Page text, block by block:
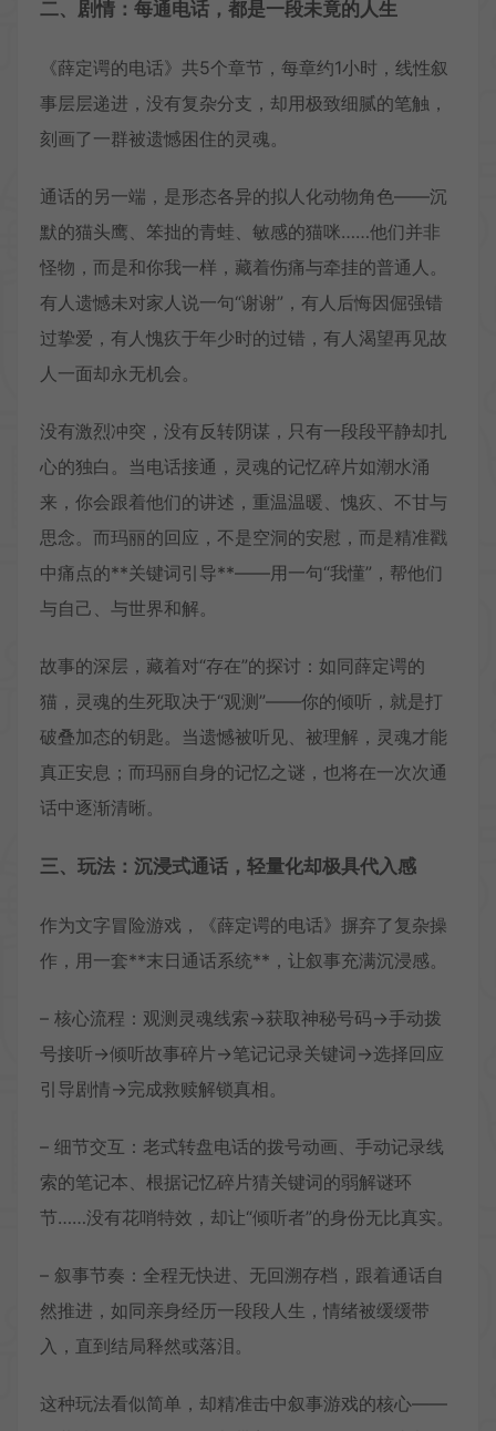
二、剧情：每通电话，都是一段未竟的人生
《薛定谔的电话》共5个章节，每章约1小时，线性叙
事层层递进，没有复杂分支，却用极致细腻的笔触，
刻画了一群被遗憾困住的灵魂。
通话的另一端，是形态各异的拟人化动物角色——沉
默的猫头鹰、笨拙的青蛙、敏感的猫咪……他们并非
怪物，而是和你我一样，藏着伤痛与牵挂的普通人。
有人遗憾未对家人说一句“谢谢”，有人后悔因倔强错
过挚爱，有人愧疚于年少时的过错，有人渴望再见故
人一面却永无机会。
没有激烈冲突，没有反转阴谋，只有一段段平静却扎
心的独白。当电话接通，灵魂的记忆碎片如潮水涌
来，你会跟着他们的讲述，重温温暖、愧疚、不甘与
思念。而玛丽的回应，不是空洞的安慰，而是精准戳
中痛点的**关键词引导**——用一句“我懂”，帮他们
与自己、与世界和解。
故事的深层，藏着对“存在”的探讨：如同薛定谔的
猫，灵魂的生死取决于“观测”——你的倾听，就是打
破叠加态的钥匙。当遗憾被听见、被理解，灵魂才能
真正安息；而玛丽自身的记忆之谜，也将在一次次通
话中逐渐清晰。
三、玩法：沉浸式通话，轻量化却极具代入感
作为文字冒险游戏，《薛定谔的电话》摒弃了复杂操
作，用一套**末日通话系统**，让叙事充满沉浸感。
– 核心流程：观测灵魂线索→获取神秘号码→手动拨
号接听→倾听故事碎片→笔记记录关键词→选择回应
引导剧情→完成救赎解锁真相。
– 细节交互：老式转盘电话的拨号动画、手动记录线
索的笔记本、根据记忆碎片猜关键词的弱解谜环
节……没有花哨特效，却让“倾听者”的身份无比真实。
– 叙事节奏：全程无快进、无回溯存档，跟着通话自
然推进，如同亲身经历一段段人生，情绪被缓缓带
入，直到结局释然或落泪。
这种玩法看似简单，却精准击中叙事游戏的核心——